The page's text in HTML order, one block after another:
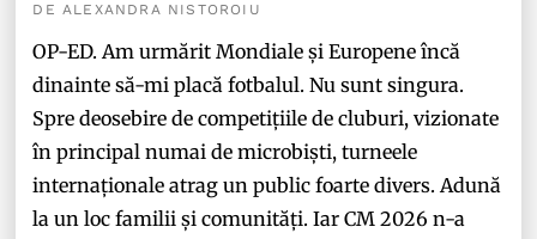
DE ALEXANDRA NISTOROIU
OP-ED. Am urmărit Mondiale și Europene încă
dinainte să-mi placă fotbalul. Nu sunt singura.
Spre deosebire de competițiile de cluburi, vizionate
în principal numai de microbiști, turneele
internaționale atrag un public foarte divers. Adună
la un loc familii și comunități. Iar CM 2026 n-a